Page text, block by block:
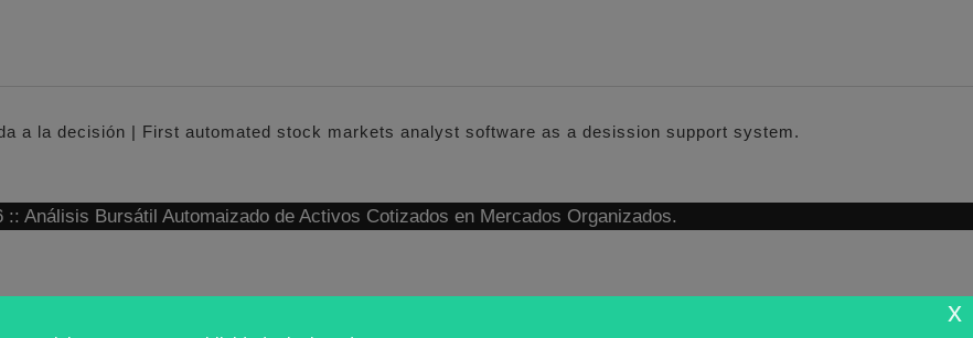
a la decisión | First automated stock markets analyst software as a desission support system.
:: Análisis Bursátil Automaizado de Activos Cotizados en Mercados Organizados.
x